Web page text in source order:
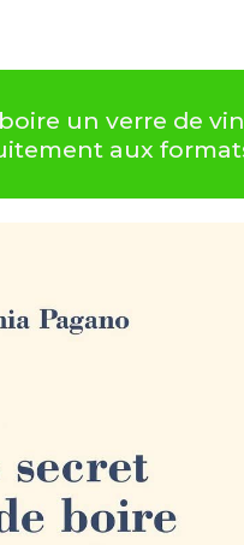
un verre de
aux